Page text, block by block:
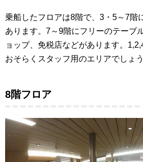
乗船したフロアは8階で、3・5～7階
あります。7～9階にフリーのテーブ
ョップ、免税店などがあります。
おそらくスタッフ用のエリアでしょう
8階フロア